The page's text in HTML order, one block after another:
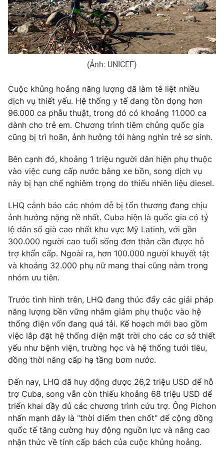
THỜI BÁO VTV
Theo dõi báo trên
Cơ quan chủ quản:
Đài Truyền hình Việt Nam
Giấy phép hoạt động báo in và báo điện tử số 483/GP-BTTTT
cấp ngày 29/12/2023
Tổng Biên tập:Vũ Thanh Thủy
Nguyễn Trọng Ninh
Tổng đài VTV:024.38 355 931 - 024.38 355 932
Ðiện thoại Thời báo VTV:
024.66 897 897
Email:toasoan@vtv.vn
Liên hệ quảng cáo:024-7300.7108
® Cấm sao chép dưới mọi hình thức nếu không có sự chấp
thuận bằng văn bản. Ghi rõ nguồn VTV.vn khi phát hành lại
thông tin từ website này.
(Ảnh: UNICEF)
Cuộc khủng hoảng năng lượng đã làm tê liệt nhiều
dịch vụ thiết yếu. Hệ thống y tế đang tồn đọng hơn
96.000 ca phẫu thuật, trong đó có khoảng 11.000 ca
dành cho trẻ em. Chương trình tiêm chủng quốc gia
cũng bị trì hoãn, ảnh hưởng tới hàng nghìn trẻ sơ sinh.
Bên cạnh đó, khoảng 1 triệu người dân hiện phụ thuộc
vào việc cung cấp nước bằng xe bồn, song dịch vụ
này bị hạn chế nghiêm trọng do thiếu nhiên liệu diesel.
LHQ cảnh báo các nhóm dễ bị tổn thương đang chịu
ảnh hưởng nặng nề nhất. Cuba hiện là quốc gia có tỷ
lệ dân số già cao nhất khu vực Mỹ Latinh, với gần
300.000 người cao tuổi sống đơn thân cần được hỗ
trợ khẩn cấp. Ngoài ra, hơn 100.000 người khuyết tật
và khoảng 32.000 phụ nữ mang thai cũng nằm trong
nhóm ưu tiên.
Trước tình hình trên, LHQ đang thúc đẩy các giải pháp
năng lượng bền vững nhằm giảm phụ thuộc vào hệ
thống điện vốn đang quá tải. Kế hoạch mới bao gồm
việc lắp đặt hệ thống điện mặt trời cho các cơ sở thiết
yếu như bệnh viện, trường học và hệ thống tưới tiêu,
đồng thời nâng cấp hạ tầng bơm nước.
Đến nay, LHQ đã huy động được 26,2 triệu USD để hỗ
trợ Cuba, song vẫn còn thiếu khoảng 68 triệu USD để
triển khai đầy đủ các chương trình cứu trợ. Ông Pichon
nhấn mạnh đây là "thời điểm then chốt" để cộng đồng
quốc tế tăng cường huy động nguồn lực và nâng cao
nhận thức về tính cấp bách của cuộc khủng hoảng.